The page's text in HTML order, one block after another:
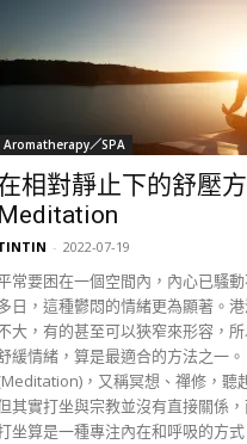
Aromatherapy／SPA
相對靜止下的舒壓
Meditation
- 2022-07-19
常要困在一個空間內，內心已騷
日，這種鬱悶的情緒更為顯著。
大，有的甚至可以狹窄來形容，
緩情緒，算是最適合的方法之一。
，又稱冥想、禪修，聽
其實打坐與宗教並沒有直接關係
坐算是一種專注內在和呼吸的方